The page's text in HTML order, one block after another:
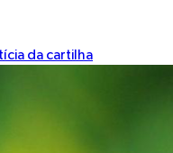
da cartilha